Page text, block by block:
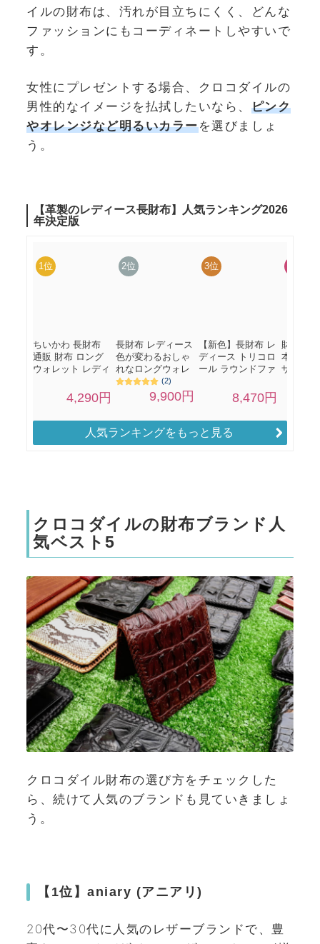
イルの財布は、汚れが目立ちにくく、どんな
ファッションにもコーディネートしやすいで
す。
女性にプレゼントする場合、クロコダイルの
男性的なイメージを払拭したいなら、 ピンク
やオレンジなど明るいカラーを選びましょ
う。
人気ランキングをもっと見る
クロコダイルの財布ブランド人
気ベスト5
クロコダイル財布の選び方をチェックした
ら、続けて人気のブランドも見ていきましょ
う。
【1位】aniary (アニアリ)
20代〜30代に人気のレザーブランドで、豊